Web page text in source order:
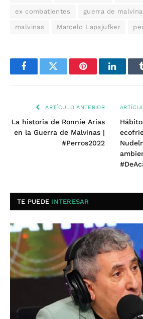
ex combatientes guerra de
malvinas Marcelo Lapajufker
FacebookTwitter Pinterest
ARTÍCULO ANTERIOR
La historia de Ronnie Arias
en la Guerra de Malvinas |
#Perros2022
TE PUEDE INTERESAR